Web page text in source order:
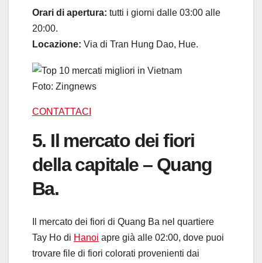
Orari di apertura: tutti i giorni dalle 03:00 alle
20:00.
Locazione: Via di Tran Hung Dao, Hue.
Foto: Zingnews
CONTATTACI
5. Il mercato dei fiori
della capitale – Quang
Ba.
Il mercato dei fiori di Quang Ba nel quartiere
Tay Ho di Hanoi apre già alle 02:00, dove puoi
trovare file di fiori colorati provenienti dai